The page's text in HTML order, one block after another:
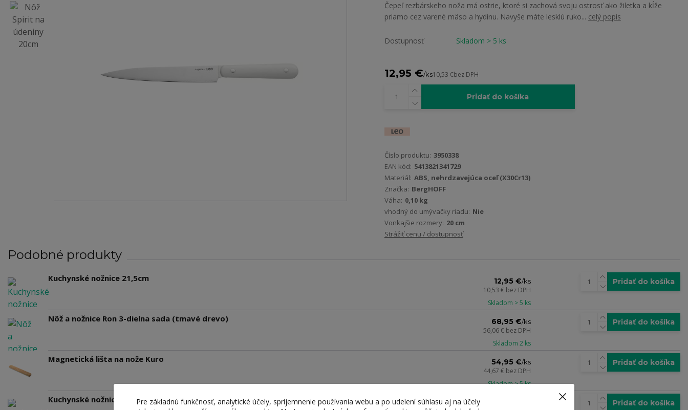
Čepeľ rezbárskeho noža má ostrie, ktoré si zachová svoju ostrosť ako žiletka a kĺže
priamo cez varené mäso a hydinu. Navyše máte lesklú ruko... celý popis
Dostupnosť Skladom > 5 ks
12,95 €/ks10,53 €bez DPH
Pridať do košíka
Číslo produktu: 3950338
EAN kód: 5413821341729
Materiál: ABS, nehrdzavejúca oceľ (X30Cr13)
Značka: BergHOFF
Váha: 0,10 kg
vhodný do umývačky riadu: Nie
Vonkajšie rozmery: 20 cm
Strážiť cenu / dostupnosť
Podobné produkty
Kuchynské nožnice 21,5cm 12,95 €/ks
10,53 € bez DPH
Skladom > 5 ks
Pridať do košíka
Nôž a nožnice Ron 3-dielna sada (tmavé drevo) 68,95 €/ks
56,06 € bez DPH
Skladom 2 ks
Pridať do košíka
Magnetická lišta na nože Kuro 54,95 €/ks
44,67 € bez DPH
Skladom > 5 ks
Pridať do košíka
Kuchynské nožnice v puzdre 22,5cm Pridať do košíka
Pre základnú funkčnosť, analytické účely, spríjemnenie používania webu a po udelení súhlasu aj na účely